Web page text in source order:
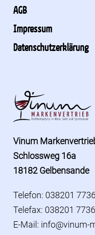
AGB
Impressum
Datenschutzerklärung
Vinum
Schlossweg 16a
18182 Gelbensande
Telefon: 038201
Telefax: 038201
E-Mail: info@vinum-